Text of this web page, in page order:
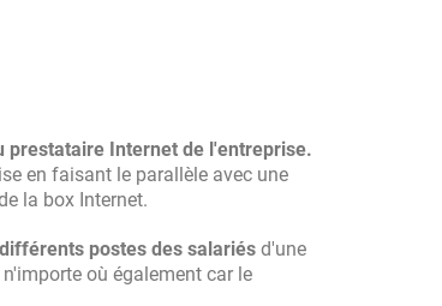
prestataire Internet de l'entreprise.
en faisant le parallèle avec une
la box Internet.
postes des salariés d'une
où également car le